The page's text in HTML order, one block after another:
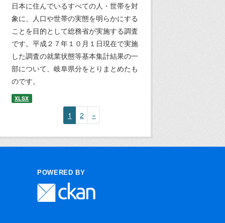
日本に住んでいるすべての人・世帯を対
象に、人口や世帯の実態を明らかにする
ことを目的として総務省が実施する調査
です。平成２７年１０月１日現在で実施
した調査の就業状態等基本集計結果の一
部について、岐阜県分をとりまとめたも
のです。
XLSX
1 2 »
POWERED BY